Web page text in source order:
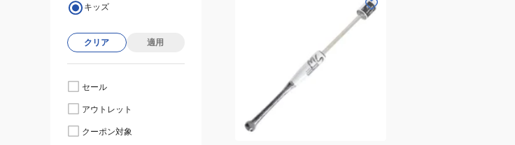
キッズ
クリア 適用
セール
アウトレット
クーポン対象